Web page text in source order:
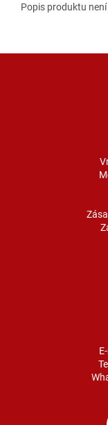
Popis produktu